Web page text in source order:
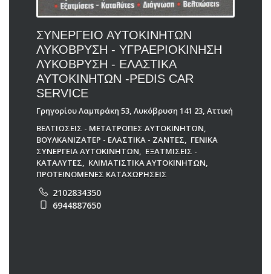
ΣΥΝΕΡΓΕΙΟ ΑΥΤΟΚΙΝΗΤΩΝ
ΛΥΚΟΒΡΥΣΗ - ΥΓΡΑΕΡΙΟΚΙΝΗΣΗ
ΛΥΚΟΒΡΥΣΗ - ΕΛΑΣΤΙΚΑ
ΑΥΤΟΚΙΝΗΤΩΝ -PEDIS CAR
SERVICE
Γρηγορίου Λαμπράκη 53, Λυκόβρυση 141 23, Αττική
ΒΕΛΤΙΩΣΕΙΣ - ΜΕΤΑΤΡΟΠΕΣ ΑΥΤΟΚΙΝΗΤΩΝ,
ΒΟΥΛΚΑΝΙΖΑΤΕΡ - ΕΛΑΣΤΙΚΑ - ΖΑΝΤΕΣ, ΓΕΝΙΚΑ
ΣΥΝΕΡΓΕΙΑ ΑΥΤΟΚΙΝΗΤΩΝ, ΕΞΑΤΜΙΣΕΙΣ -
ΚΑΤΑΛΥΤΕΣ, ΚΛΙΜΑΤΙΣΤΙΚΑ ΑΥΤΟΚΙΝΗΤΩΝ,
ΠΡΟΤΕΙΝΟΜΕΝΕΣ ΚΑΤΑΧΩΡΗΣΕΙΣ
2102834350
6944887650